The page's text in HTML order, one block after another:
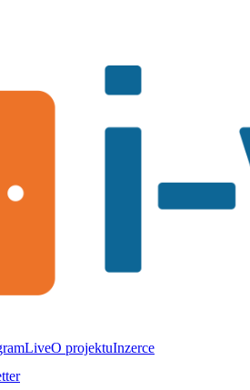
LiveO projektuInzerce